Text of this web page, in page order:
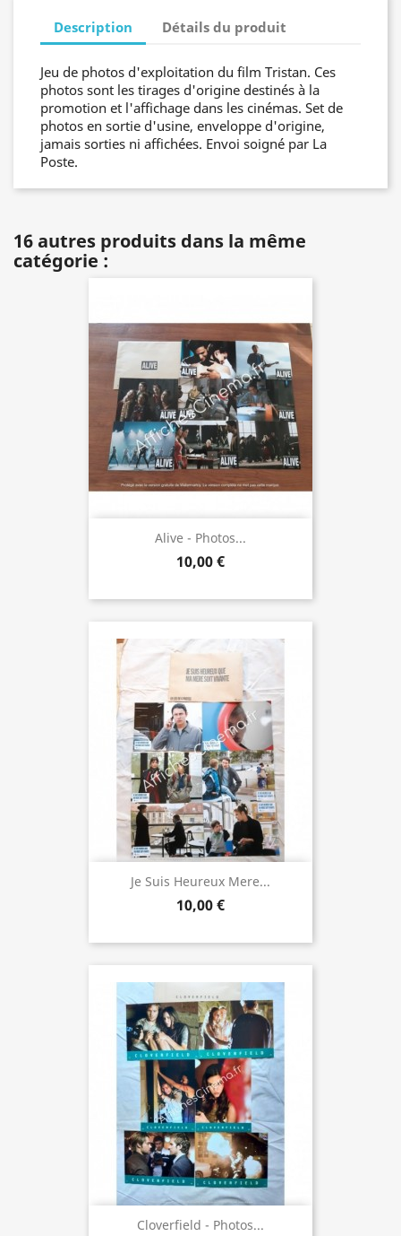
Description Détails du produit
Jeu de photos d'exploitation du film Tristan. Ces
photos sont les tirages d'origine destinés à la
promotion et l'affichage dans les cinémas. Set de
photos en sortie d'usine, enveloppe d'origine,
jamais sorties ni affichées. Envoi soigné par La
Poste.
16 autres produits dans la même
catégorie :
Alive - Photos...
10,00 €
Je Suis Heureux Mere...
10,00 €
Cloverfield - Photos...